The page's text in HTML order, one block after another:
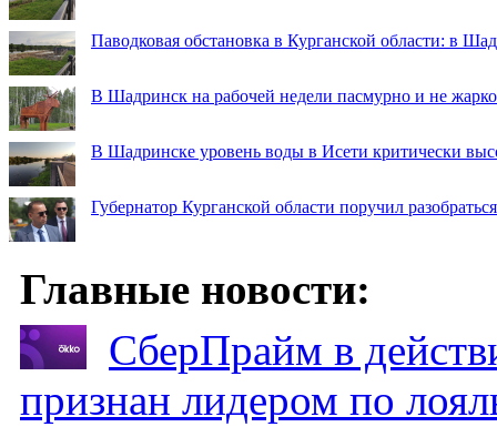
Паводковая обстановка в Курганской области: в
В Шадринск на рабочей недели пасмурно и не жарко
В Шадринске уровень воды в Исети критически
Губернатор Курганской области поручил
Главные новости:
СберПрайм в
признан лидером по